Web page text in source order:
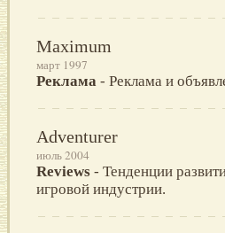
Maximum
март 1997
Реклама - Реклама и
Adventurer
июль 2004
Reviews - Тенденции
игровой индустрии.